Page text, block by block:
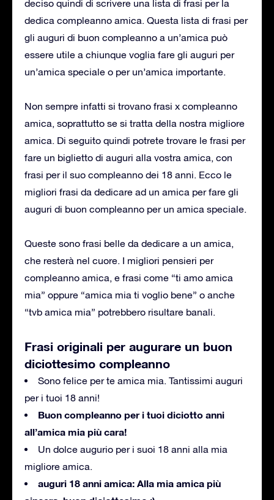
deciso quindi di scrivere una lista di frasi per la
dedica compleanno amica. Questa lista di frasi per
gli auguri di buon compleanno a un’amica può
essere utile a chiunque voglia fare gli auguri per
un’amica speciale o per un’amica importante.
Non sempre infatti si trovano frasi x compleanno
amica, soprattutto se si tratta della nostra migliore
amica. Di seguito quindi potrete trovare le frasi per
fare un biglietto di auguri alla vostra amica, con
frasi per il suo compleanno dei 18 anni. Ecco le
migliori frasi da dedicare ad un amica per fare gli
auguri di buon compleanno per un amica speciale.
Queste sono frasi belle da dedicare a un amica,
che resterà nel cuore. I migliori pensieri per
compleanno amica, e frasi come “ti amo amica
mia” oppure “amica mia ti voglio bene” o anche
“tvb amica mia” potrebbero risultare banali.
Frasi originali per augurare un buon
diciottesimo compleanno
Sono felice per te amica mia. Tantissimi auguri
per i tuoi 18 anni!
Buon compleanno per i tuoi diciotto anni
all’amica mia più cara!
Un dolce augurio per i suoi 18 anni alla mia
migliore amica.
auguri 18 anni amica: Alla mia amica più